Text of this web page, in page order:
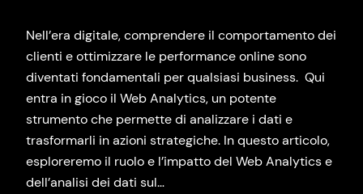
Nell’era digitale, comprendere il comportamento dei
clienti e ottimizzare le performance online sono
diventati fondamentali per qualsiasi business. Qui
entra in gioco il Web Analytics, un potente
strumento che permette di analizzare i dati e
trasformarli in azioni strategiche. In questo articolo,
esploreremo il ruolo e l’impatto del Web Analytics e
dell’analisi dei dati sul…